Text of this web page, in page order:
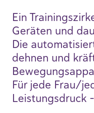
Ein
Geräten und
Die
dehnen und
Für jede Frau/
Leistungsdruck